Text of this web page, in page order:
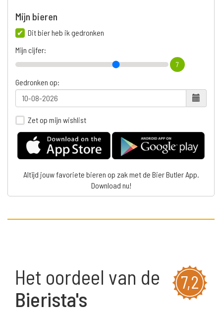
Mijn bieren
Dit bier heb ik gedronken
Mijn cijfer:
7
Gedronken op:
Zet op mijn wishlist
Altijd jouw favoriete bieren op zak met de Bier Butler App.
Download nu!
7,2
Het oordeel van de
Bierista's